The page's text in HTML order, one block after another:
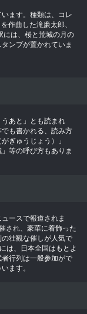
ます。種類は、コレ
作曲した滝廉太郎、
には、桜と荒城の月の
ンプが置かれていま
あと」とも読まれ
も書かれる、読み方
ぎゅうじょう）」
等の呼び方もありま
ースで報道されま
され、豪華に着飾った
壮観な催しが人気で
は、日本全国はもとよ
行列は一般参加がで
ます。